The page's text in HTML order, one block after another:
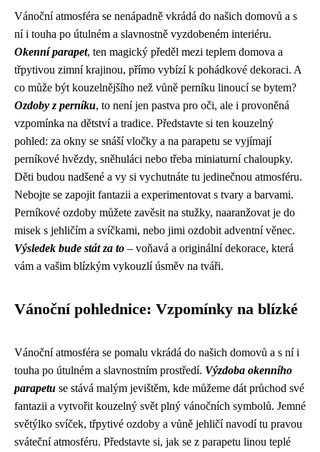
Vánoční atmosféra se nenápadně vkrádá do našich domovů a s
ní i touha po útulném a slavnostně vyzdobeném interiéru.
Okenní parapet, ten magický předěl mezi teplem domova a
třpytivou zimní krajinou, přímo vybízí k pohádkové dekoraci. A
co může být kouzelnějšího než vůně perníku linoucí se bytem?
Ozdoby z perníku, to není jen pastva pro oči, ale i provoněná
vzpomínka na dětství a tradice. Představte si ten kouzelný
pohled: za okny se snáší vločky a na parapetu se vyjímají
perníkové hvězdy, sněhuláci nebo třeba miniaturní chaloupky.
Děti budou nadšené a vy si vychutnáte tu jedinečnou atmosféru.
Nebojte se zapojit fantazii a experimentovat s tvary a barvami.
Perníkové ozdoby můžete zavěsit na stužky, naaranžovat je do
misek s jehličím a svíčkami, nebo jimi ozdobit adventní věnec.
Výsledek bude stát za to – voňavá a originální dekorace, která
vám a vašim blízkým vykouzlí úsměv na tváři.
Vánoční pohlednice: Vzpomínky na blízké
Vánoční atmosféra se pomalu vkrádá do našich domovů a s ní i
touha po útulném a slavnostním prostředí. Výzdoba okenního
parapetu se stává malým jevištěm, kde můžeme dát průchod své
fantazii a vytvořit kouzelný svět plný vánočních symbolů. Jemné
světýlko svíček, třpytivé ozdoby a vůně jehličí navodí tu pravou
sváteční atmosféru. Představte si, jak se z parapetu linou teplé